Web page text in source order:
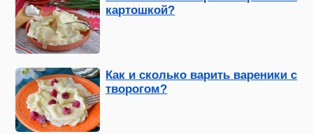
картошкой?
Как и сколько варить вареники с
творогом?